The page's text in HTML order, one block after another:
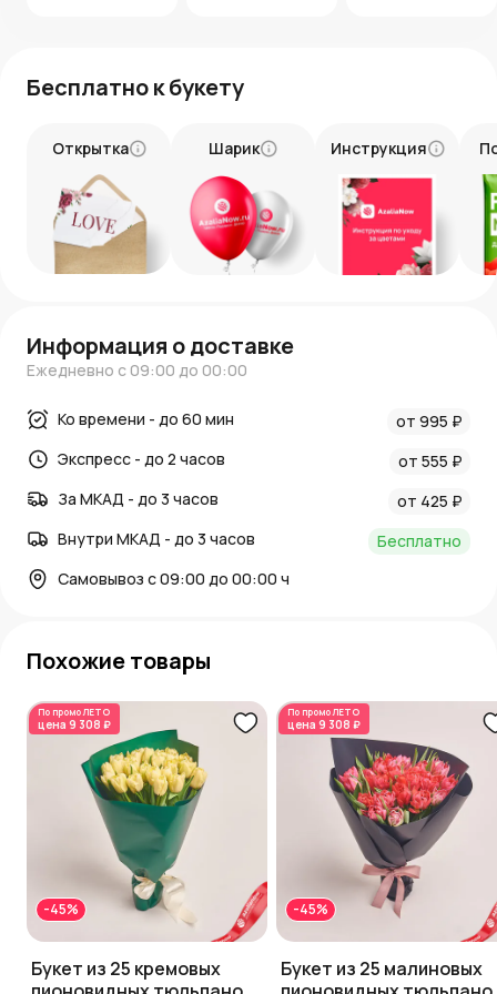
Бесплатно к букету
Открытка Шарик Инструкция
Информация о доставке
Ежедневно с 09:00 до 00:00
Ко времени - до 60 мин
от 995 ₽
Экспресс - до 2 часов
от 555 ₽
За МКАД - до 3 часов
от 425 ₽
Внутри МКАД - до 3 часов
Бесплатно
Самовывоз с 09:00 до 00:00 ч
Похожие товары
По промоЛЕТО
цена 9 308 ₽
-45%
Букет из 25 кремовых
По промоЛЕТО
цена 9 308 ₽
-45%
Букет из 25 малиновых